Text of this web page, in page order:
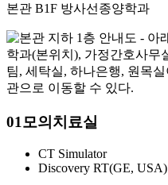
본관 B1F 방사선종양학과
01모의치료실
CT Simulator
Discovery RT(GE, USA)